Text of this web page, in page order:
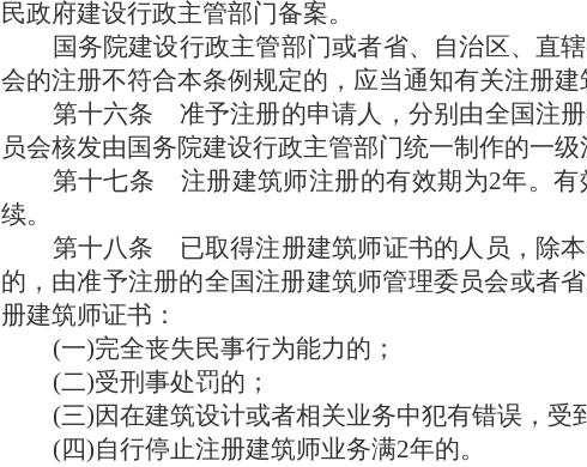
民政府建设行政主管部门备案。
国务院建设行政主管部门或者省、自治区、直
会的注册不符合本条例规定的，应当通知有关注册
第十六条 准予注册的申请人，分别由全国注
员会核发由国务院建设行政主管部门统一制作的一
第十七条 注册建筑师注册的有效期为2年。
续。
第十八条 已取得注册建筑师证书的人员，除
的，由准予注册的全国注册建筑师管理委员会或者
册建筑师证书：
(一)完全丧失民事行为能力的；
(二)受刑事处罚的；
(三)因在建筑设计或者相关业务中犯有错误，受
(四)自行停止注册建筑师业务满2年的。